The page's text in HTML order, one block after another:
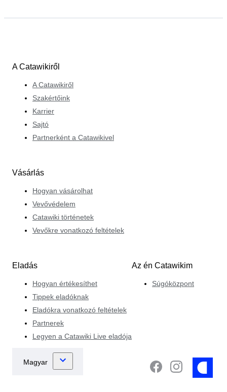
A Catawikiről
A Catawikiről
Szakértőink
Karrier
Sajtó
Partnerként a Catawikivel
Vásárlás
Hogyan vásárolhat
Vevővédelem
Catawiki történetek
Vevőkre vonatkozó feltételek
Eladás
Hogyan értékesíthet
Tippek eladóknak
Eladókra vonatkozó feltételek
Partnerek
Legyen a Catawiki Live eladója
Az én Catawikim
Súgóközpont